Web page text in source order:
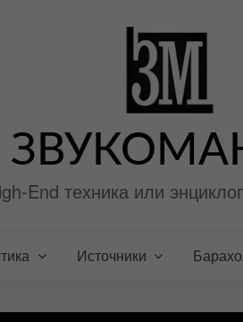
End техника или
Источники